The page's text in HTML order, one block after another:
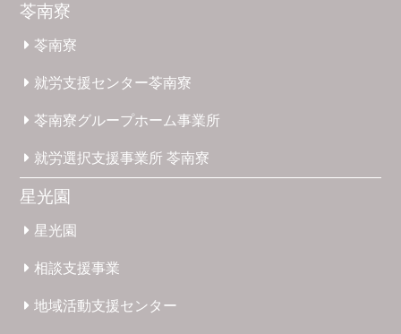
苓南寮
苓南寮
就労支援センター苓南寮
苓南寮グループホーム事業所
就労選択支援事業所苓南寮
星光園
星光園
相談支援事業
地域活動支援センター